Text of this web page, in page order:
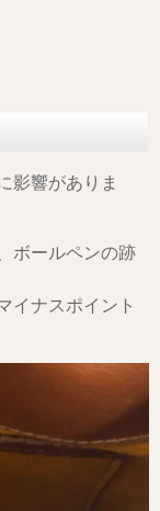
影響がありま
ボールペンの跡
イナスポイント